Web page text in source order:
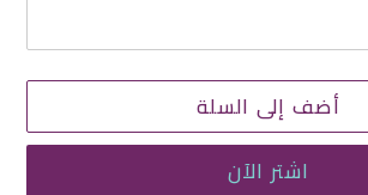
أضف إلى السلة
اشتر الآن